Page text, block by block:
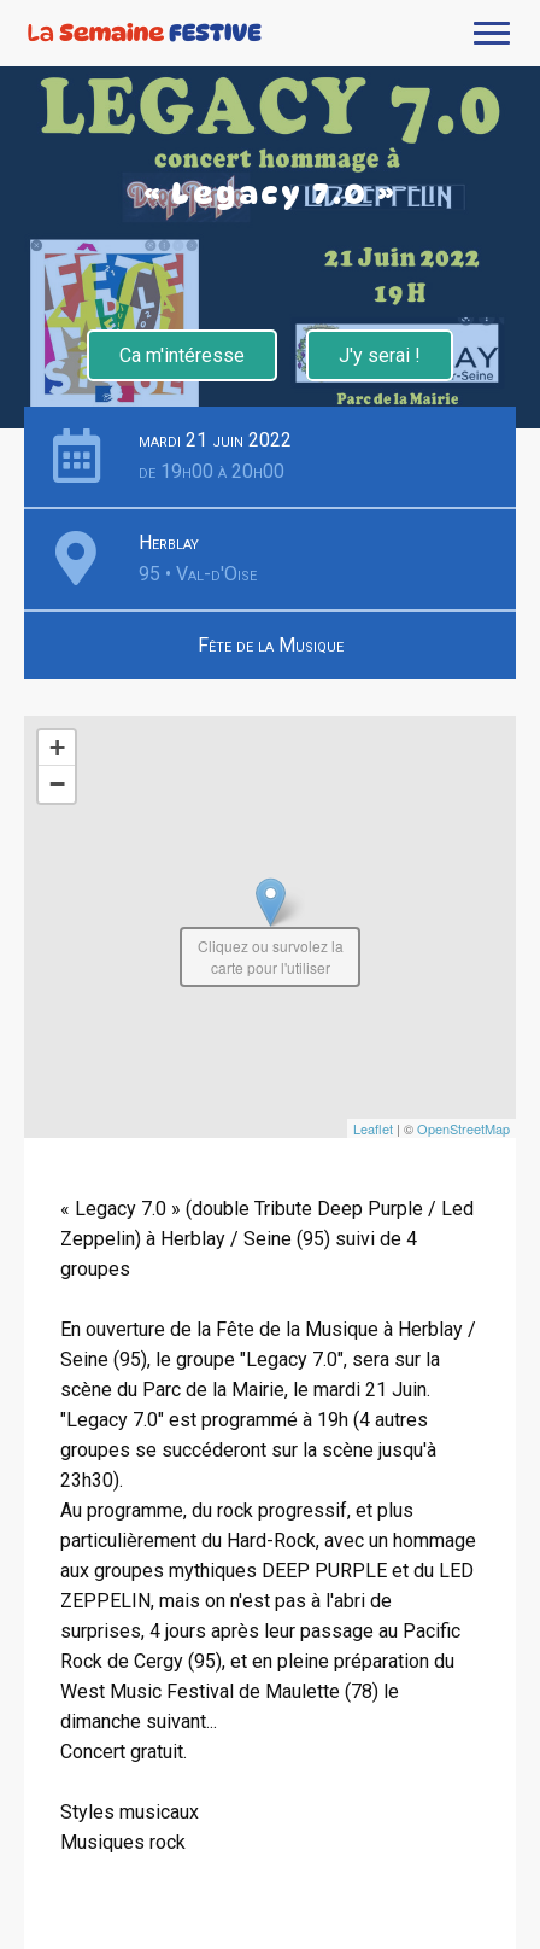
« Legacy 7.0 »
Ca m'intéresse J'y serai !
mardi 21 juin 2022
de 19h00 à 20h00
Herblay
95 • Val-d'Oise
Fête de la Musique
+
−
Leaflet | ©OpenStreetMap
Cliquez ou survolez la
carte pour l'utiliser
« Legacy 7.0 » (double Tribute Deep Purple / Led
Zeppelin) à Herblay / Seine (95) suivi de 4
groupes
En ouverture de la Fête de la Musique à Herblay /
Seine (95), le groupe "Legacy 7.0", sera sur la
scène du Parc de la Mairie, le mardi 21 Juin.
"Legacy 7.0" est programmé à 19h (4 autres
groupes se succéderont sur la scène jusqu'à
23h30).
Au programme, du rock progressif, et plus
particulièrement du Hard-Rock, avec un hommage
aux groupes mythiques DEEP PURPLE et du LED
ZEPPELIN, mais on n'est pas à l'abri de
surprises, 4 jours après leur passage au Pacific
Rock de Cergy (95), et en pleine préparation du
West Music Festival de Maulette (78) le
dimanche suivant...
Concert gratuit.
Styles musicaux
Musiques rock